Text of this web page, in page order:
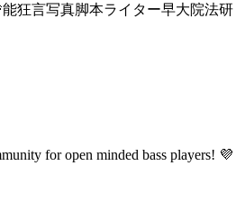
狂言写真脚本ライター早大院法研
for open minded bass players!